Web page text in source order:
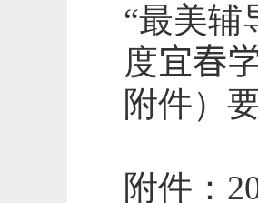
“最美辅
度宜春
附件）
附件：